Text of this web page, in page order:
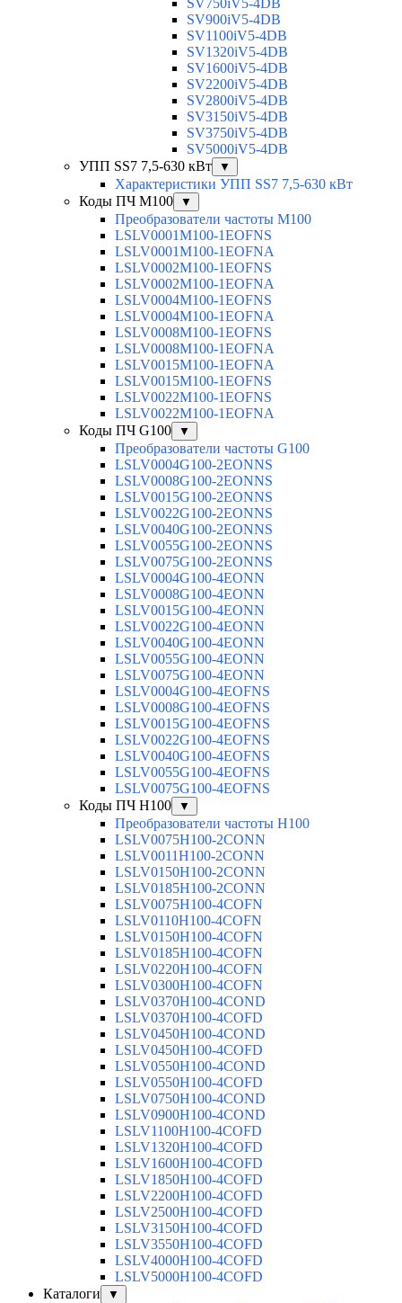
SV750iV5-4DB
SV900iV5-4DB
SV1100iV5-4DB
SV1320iV5-4DB
SV1600iV5-4DB
SV2200iV5-4DB
SV2800iV5-4DB
SV3150iV5-4DB
SV3750iV5-4DB
SV5000iV5-4DB
УПП SS7 7,5-630 кВт
▼
Характеристики УПП SS7 7,5-630 кВт
Коды ПЧ М100
▼
Преобразователи частоты M100
LSLV0001M100-1EOFNS
LSLV0001M100-1EOFNA
LSLV0002M100-1EOFNS
LSLV0002M100-1EOFNA
LSLV0004M100-1EOFNS
LSLV0004M100-1EOFNA
LSLV0008M100-1EOFNS
LSLV0008M100-1EOFNA
LSLV0015M100-1EOFNA
LSLV0015M100-1EOFNS
LSLV0022M100-1EOFNS
LSLV0022M100-1EOFNA
Коды ПЧ G100
▼
Преобразователи частоты G100
LSLV0004G100-2EONNS
LSLV0008G100-2EONNS
LSLV0015G100-2EONNS
LSLV0022G100-2EONNS
LSLV0040G100-2EONNS
LSLV0055G100-2EONNS
LSLV0075G100-2EONNS
LSLV0004G100-4EONN
LSLV0008G100-4EONN
LSLV0015G100-4EONN
LSLV0022G100-4EONN
LSLV0040G100-4EONN
LSLV0055G100-4EONN
LSLV0075G100-4EONN
LSLV0004G100-4EOFNS
LSLV0008G100-4EOFNS
LSLV0015G100-4EOFNS
LSLV0022G100-4EOFNS
LSLV0040G100-4EOFNS
LSLV0055G100-4EOFNS
LSLV0075G100-4EOFNS
Коды ПЧ H100
▼
Преобразователи частоты H100
LSLV0075H100-2CONN
LSLV0011H100-2CONN
LSLV0150H100-2CONN
LSLV0185H100-2CONN
LSLV0075H100-4COFN
LSLV0110H100-4COFN
LSLV0150H100-4COFN
LSLV0185H100-4COFN
LSLV0220H100-4COFN
LSLV0300H100-4COFN
LSLV0370H100-4COND
LSLV0370H100-4COFD
LSLV0450H100-4COND
LSLV0450H100-4COFD
LSLV0550H100-4COND
LSLV0550H100-4COFD
LSLV0750H100-4COND
LSLV0900H100-4COND
LSLV1100H100-4COFD
LSLV1320H100-4COFD
LSLV1600H100-4COFD
LSLV1850H100-4COFD
LSLV2200H100-4COFD
LSLV2500H100-4COFD
LSLV3150H100-4COFD
LSLV3550H100-4COFD
LSLV4000H100-4COFD
LSLV5000H100-4COFD
Каталоги
▼